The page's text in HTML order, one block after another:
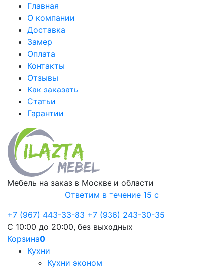
Главная
О компании
Доставка
Замер
Оплата
Контакты
Отзывы
Как заказать
Статьи
Гарантии
Мебель на заказ в Москве и области
Ответим в течение 15 с
+7 (967) 443-33-83 +7 (936) 243-30-35
С 10:00 до 20:00, без выходных
Корзина0
Кухни
Кухни эконом